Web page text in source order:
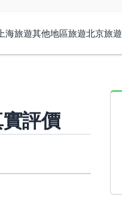
上海旅遊其他地區旅遊北京旅遊
評價